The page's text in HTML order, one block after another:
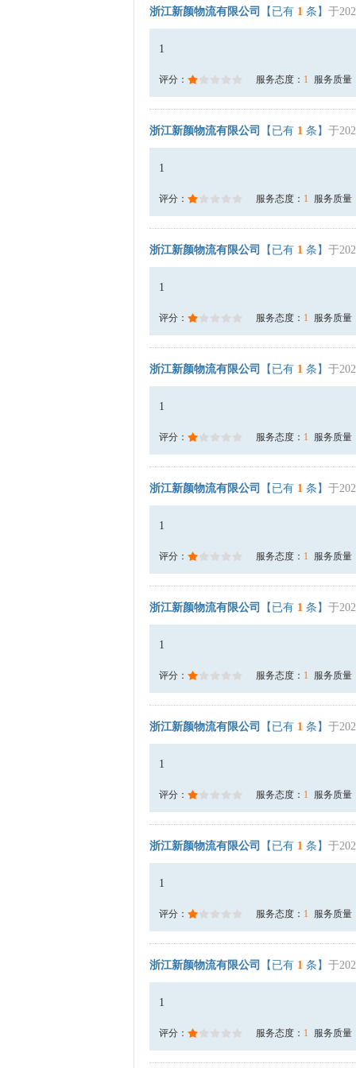
浙江新颜物流有限公司 【已有 1 条】 于
1
评分： 服务态度： 1 服务质量
浙江新颜物流有限公司 【已有 1 条】 于
1
评分： 服务态度： 1 服务质量
浙江新颜物流有限公司 【已有 1 条】 于
1
评分： 服务态度： 1 服务质量
浙江新颜物流有限公司 【已有 1 条】 于
1
评分： 服务态度： 1 服务质量
浙江新颜物流有限公司 【已有 1 条】 于
1
评分： 服务态度： 1 服务质量
浙江新颜物流有限公司 【已有 1 条】 于
1
评分： 服务态度： 1 服务质量
浙江新颜物流有限公司 【已有 1 条】 于
1
评分： 服务态度： 1 服务质量
浙江新颜物流有限公司 【已有 1 条】 于
1
评分： 服务态度： 1 服务质量
浙江新颜物流有限公司 【已有 1 条】 于
1
评分： 服务态度： 1 服务质量